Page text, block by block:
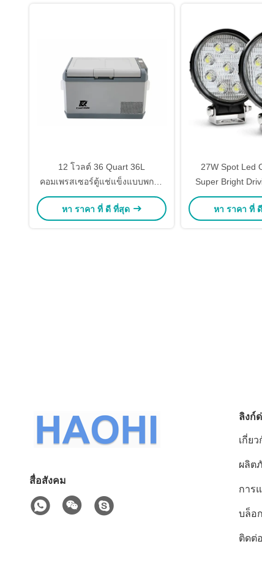
12 โวลต์ 36 Quart 36L
คอมเพรสเซอร์ตู้แช่แข็งแบบพกพา
พร้อม AC 110/240V
หา ราคา ที่ ดี ที่สุด
27W Spot Led
Super Bright
สำหรับรถบร
หา ราคา ที่
สื่อสังคม
ลิงก์
เกี่ยว
ผลิต
การ
บล็อก
ติดต่